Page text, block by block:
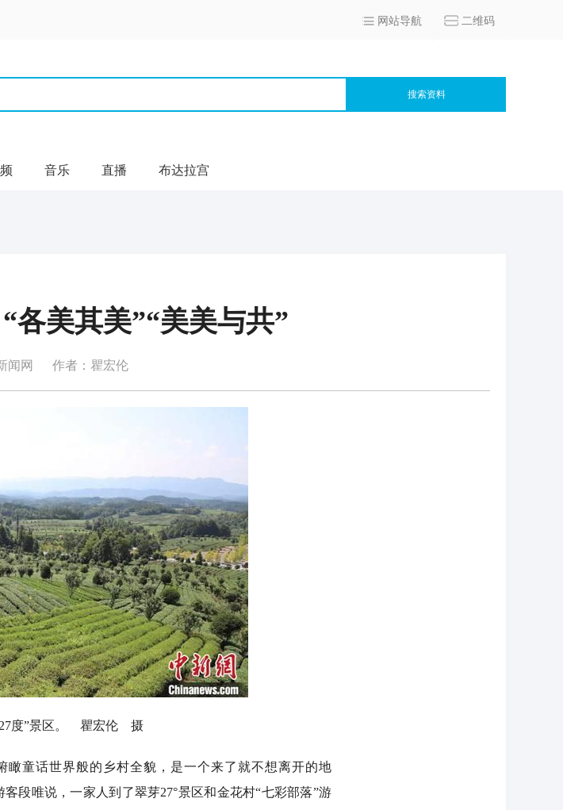
网站导航 二维码
搜索资料
音乐 直播 布达拉宫
美其美”“美美与共”
闻网 作者：瞿宏伦
27度”景区。 瞿宏伦 摄
童话世界般的乡村全貌，是一个来了就不想离开的地
段唯说，一家人到了翠芽27°景区和金花村“七彩部落”游